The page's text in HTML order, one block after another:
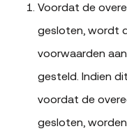
Voordat de
gesloten, wordt
voorwaarden
gesteld. Indien
voordat de
gesloten,